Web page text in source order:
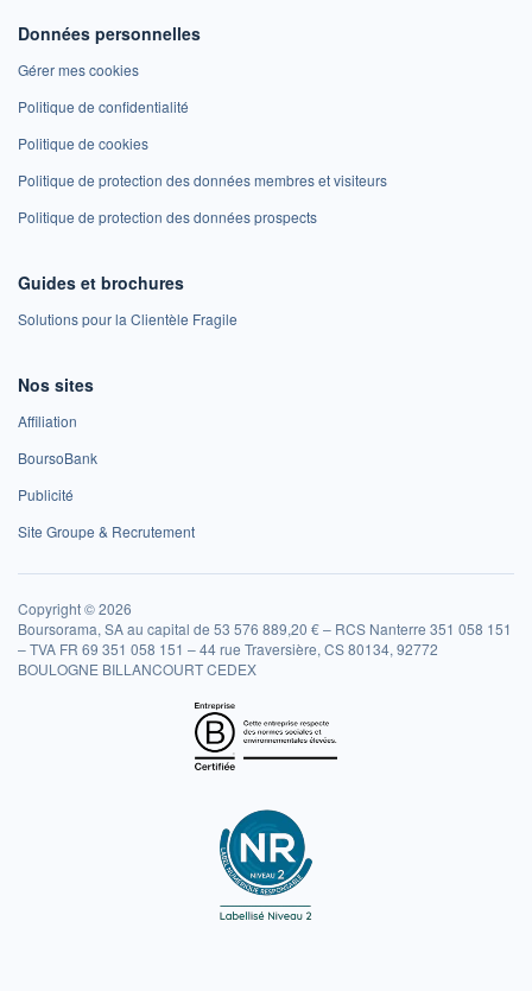
Données personnelles
Gérer mes cookies
Politique de confidentialité
Politique de cookies
Politique de protection des données membres et visiteurs
Politique de protection des données prospects
Guides et brochures
Solutions pour la Clientèle Fragile
Nos sites
Affiliation
BoursoBank
Publicité
Site Groupe & Recrutement
Copyright © 2026
Boursorama, SA au capital de 53 576 889,20 € – RCS Nanterre 351 058 151
– TVA FR 69 351 058 151 – 44 rue Traversière, CS 80134, 92772
BOULOGNE BILLANCOURT CEDEX